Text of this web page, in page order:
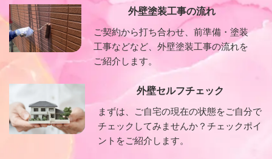
外壁塗装工事の流れ
ご契約から打ち合わせ、前準備・塗装
工事などなど、外壁塗装工事の流れを
ご紹介します。
外壁セルフチェック
まずは、ご自宅の現在の状態をご自分で
チェックしてみませんか？チェックポイ
ントをご紹介します。